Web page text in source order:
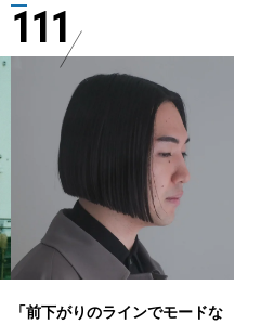
111
「前下がりのラインでモードな